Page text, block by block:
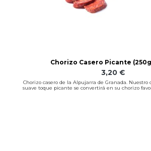
Chorizo Casero Picante
3,20 €
Chorizo casero de la Alpujarra de Granada. Nuestro
suave toque picante se convertirá en su chorizo